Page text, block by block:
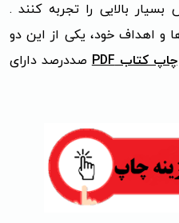
بالایی را تجربه کنند .
و اهداف خود، یکی از این دو
چاپ کتاب PDF
صددرصد دارای